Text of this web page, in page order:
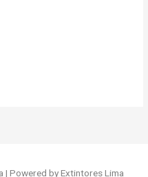
Powered by Extintores Lima